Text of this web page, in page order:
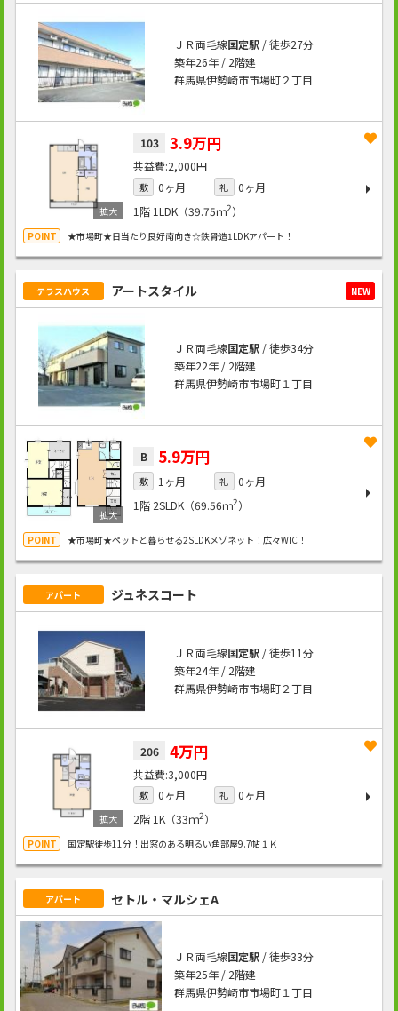
ＪＲ両毛線国定駅/ 徒歩27分
築年26年 / 2階建
群馬県伊勢崎市市場町２丁目
103 3.9万円
2,000円
敷 0ヶ月 礼
0ヶ月
1階 1LDK（39.75ｍ2）
★市場町★日当たり良好南向き☆鉄骨造1LDKアパート！
テラスハウス アートスタイル NEW
ＪＲ両毛線国定駅/ 徒歩34分
築年22年 / 2階建
群馬県伊勢崎市市場町１丁目
B 5.9万円
敷 1ヶ月 礼
0ヶ月
1階 2SLDK（69.56ｍ2）
★市場町★ペットと暮らせる2SLDKメゾネット！広々WIC！
アパート ジュネスコート
ＪＲ両毛線国定駅/ 徒歩11分
築年24年 / 2階建
群馬県伊勢崎市市場町２丁目
206 4万円
3,000円
敷 0ヶ月 礼
0ヶ月
2階 1K（33ｍ2）
国定駅徒歩11分！出窓のある明るい角部屋9.7帖１Ｋ
アパート セトル・マルシェA
ＪＲ両毛線国定駅/ 徒歩33分
築年25年 / 2階建
群馬県伊勢崎市市場町１丁目